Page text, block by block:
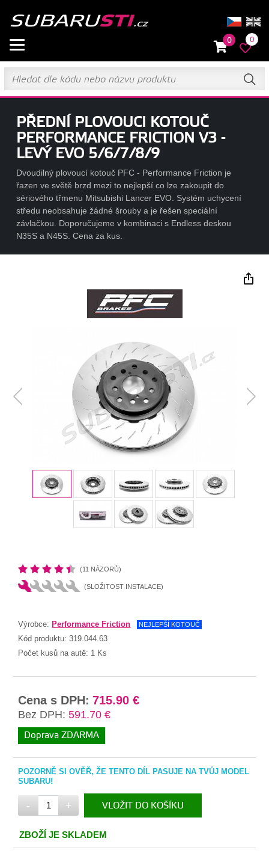
0 0
PŘEDNÍ PLOVOUCI KOTOUČ
PERFORMANCE FRICTION V3 -
LEVÝ EVO 5/6/7/8/9
Dvoudilný plovoucí kotouč PFC - Performance Friction je
řazen ve světě brzd mezi to nejlepší co lze zakoupit do
sériového třmenu Mitsubishi Lancer EVO. Systém uchycení
středu neobsahuje žádné šrouby a je řešen speciální
závlačkou. Doporučujeme v kombinaci s Endless deskou
N35S a N45S. Cena za kus.
(11 NÁZORŮ)
(SLOŽITOST INSTALACE)
Výrobce:Performance Friction NEJLEPŠÍ KOTOUČ
Kód produktu:319.044.63
Počet kusů na autě: 1 Ks
Cena s DPH: 715.90 €
Bez DPH: 591.70 €
Doprava ZDARMA
POZORNĚ SI OVĚŘ, ŽE TENTO DÍL PASUJE NA TVŮJ MODEL
SUBARU!
- + VLOŽIT DO KOŠÍKU
ZBOŽÍ JE SKLADEM